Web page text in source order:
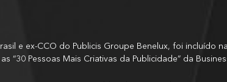
e ex-CCO do Publicis Groupe Benelux, foi incluído
“30 Pessoas Mais Criativas da Publicidade” da